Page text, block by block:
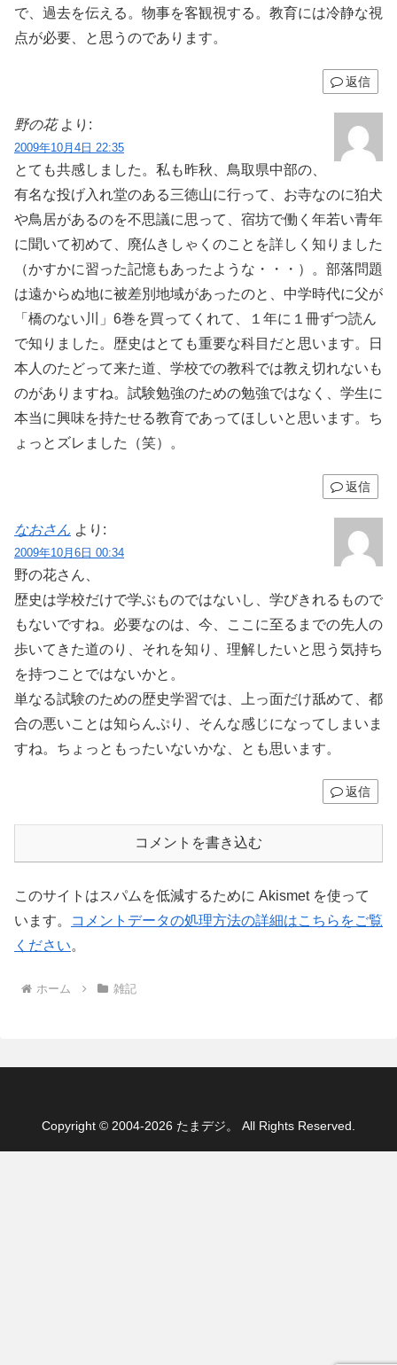
で、過去を伝える。物事を客観視する。教育には冷静な視
点が必要、と思うのであります。
返信
野の花 より:
2009年10月4日 22:35
とても共感しました。私も昨秋、鳥取県中部の、
有名な投げ入れ堂のある三徳山に行って、お寺なのに狛犬
や鳥居があるのを不思議に思って、宿坊で働く年若い青年
に聞いて初めて、廃仏きしゃくのことを詳しく知りました
（かすかに習った記憶もあったような・・・）。部落問題
は遠からぬ地に被差別地域があったのと、中学時代に父が
「橋のない川」6巻を買ってくれて、１年に１冊ずつ読ん
で知りました。歴史はとても重要な科目だと思います。日
本人のたどって来た道、学校での教科では教え切れないも
のがありますね。試験勉強のための勉強ではなく、学生に
本当に興味を持たせる教育であってほしいと思います。ち
ょっとズレました（笑）。
返信
なおさん より:
2009年10月6日 00:34
野の花さん、
歴史は学校だけで学ぶものではないし、学びきれるもので
もないですね。必要なのは、今、ここに至るまでの先人の
歩いてきた道のり、それを知り、理解したいと思う気持ち
を持つことではないかと。
単なる試験のための歴史学習では、上っ面だけ舐めて、都
合の悪いことは知らんぷり、そんな感じになってしまいま
すね。ちょっともったいないかな、とも思います。
返信
コメントを書き込む
このサイトはスパムを低減するために Akismet を使って
います。
コメントデータの処理方法の詳細はこちらをご覧
ください。
ホーム 雑記
Copyright © 2004-2026 たまデジ。 All Rights Reserved.